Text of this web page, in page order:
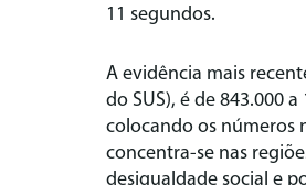
11 segundos.
A evidência mais
do SUS), é de 843.000
colocando os números
concentra-se nas
desigualdade social e